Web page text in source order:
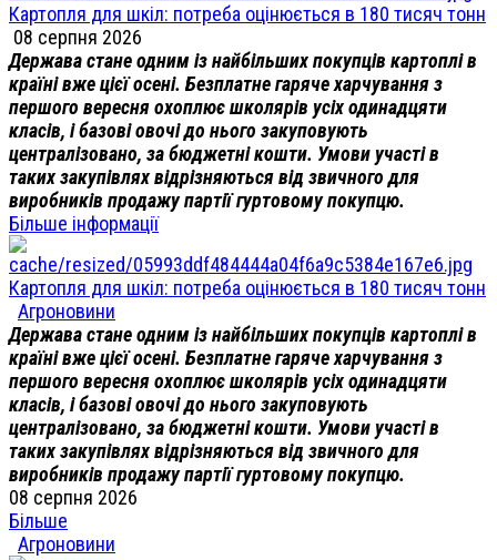
Картопля для шкіл: потреба оцінюється в 180 тисяч тонн
08 серпня 2026
Держава стане одним із найбільших покупців картоплі в
країні вже цієї осені. Безплатне гаряче харчування з
першого вересня охоплює школярів усіх одинадцяти
класів, і базові овочі до нього закуповують
централізовано, за бюджетні кошти. Умови участі в
таких закупівлях відрізняються від звичного для
виробників продажу партії гуртовому покупцю.
Більше інформації
Картопля для шкіл: потреба оцінюється в 180 тисяч тонн
Агроновини
Держава стане одним із найбільших покупців картоплі в
країні вже цієї осені. Безплатне гаряче харчування з
першого вересня охоплює школярів усіх одинадцяти
класів, і базові овочі до нього закуповують
централізовано, за бюджетні кошти. Умови участі в
таких закупівлях відрізняються від звичного для
виробників продажу партії гуртовому покупцю.
08 серпня 2026
Більше
Агроновини